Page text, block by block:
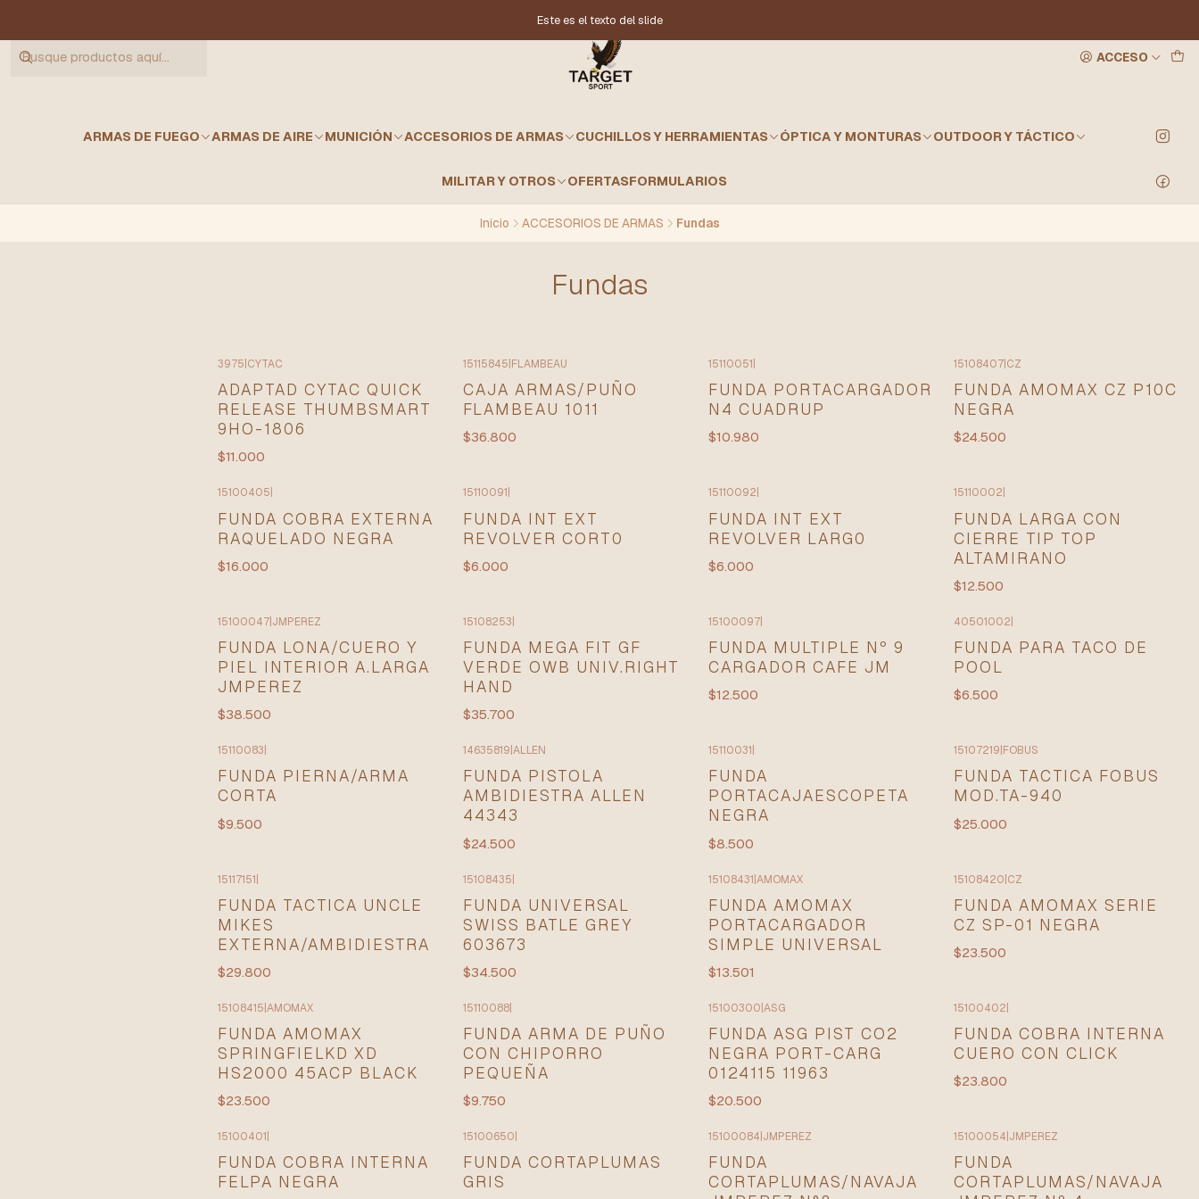
ACCESO
ARMAS DE FUEGO ARMAS DE AIRE MUNICIÓN ACCESORIOS DE ARMAS CUCHILLOS Y HERRAMIENTAS ÓPTICA Y MONTURAS OUTDOOR Y TÁCTICO
MILITAR Y OTROS OFERTASFORMULARIOS
Este es el texto del slide
Inicio ACCESORIOS DE ARMAS Fundas
Fundas
3975 CYTAC
ADAPTAD CYTAC QUICK
RELEASE THUMBSMART
9HO-1806
$11.000
15115845 FLAMBEAU
CAJA ARMAS/PUÑO
FLAMBEAU 1011
$36.800
15110051
FUNDA PORTACARGADOR
N4 CUADRUP
$10.980
15108407 CZ
FUNDA AMOMAX CZ P10C
NEGRA
$24.500
15100405
FUNDA COBRA EXTERNA
RAQUELADO NEGRA
$16.000
15110091
FUNDA INT EXT
REVOLVER CORT0
$6.000
15110092
FUNDA INT EXT
REVOLVER LARG0
$6.000
15110002
FUNDA LARGA CON
CIERRE TIP TOP
ALTAMIRANO
$12.500
15100047 JMPEREZ
FUNDA LONA/CUERO Y
PIEL INTERIOR A.LARGA
JMPEREZ
$38.500
15108253
FUNDA MEGA FIT GF
VERDE OWB UNIV.RIGHT
HAND
$35.700
15100097
FUNDA MULTIPLE Nº 9
CARGADOR CAFE JM
$12.500
40501002
FUNDA PARA TACO DE
POOL
$6.500
15110083
FUNDA PIERNA/ARMA
CORTA
$9.500
14635819 ALLEN
FUNDA PISTOLA
AMBIDIESTRA ALLEN
44343
$24.500
15110031
FUNDA
PORTACAJAESCOPETA
NEGRA
$8.500
15107219 FOBUS
FUNDA TACTICA FOBUS
MOD.TA-940
$25.000
15117151|
FUNDA TACTICA UNCLE
MIKES
EXTERNA/AMBIDIESTRA
$29.800
15108435|
FUNDA UNIVERSAL
SWISS BATLE GREY
603673
$34.500
15108431|AMOMAX
FUNDA AMOMAX
PORTACARGADOR
SIMPLE UNIVERSAL
$13.501
15108420|CZ
FUNDA AMOMAX SERIE
CZ SP-01 NEGRA
$23.500
15108415 AMOMAX
FUNDA AMOMAX
SPRINGFIELKD XD
HS2000 45ACP BLACK
$23.500
15110088
FUNDA ARMA DE PUÑO
CON CHIPORRO
PEQUEÑA
$9.750
15100300 ASG
FUNDA ASG PIST CO2
NEGRA PORT-CARG
0124115 11963
$20.500
15100402
FUNDA COBRA INTERNA
CUERO CON CLICK
$23.800
15100401
FUNDA COBRA INTERNA
FELPA NEGRA
15100650
FUNDA CORTAPLUMAS
GRIS
15100084 JMPEREZ
FUNDA
CORTAPLUMAS/NAVAJA
15100054 JMPEREZ
FUNDA
CORTAPLUMAS/NAVAJA